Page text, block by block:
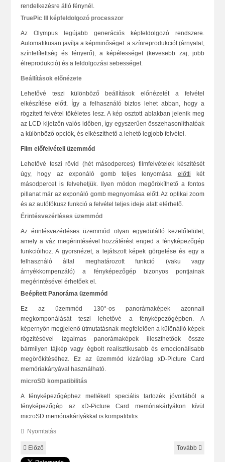
rendelkezésre álló fénynél.
TruePic III képfeldolgozó processzor
Az Olympus legújabb generációs képfeldolgozó rendszere.
Automatikusan javítja a képminőséget: a színreprodukciót (árnyalat,
színtelítettség és fényerő), a képélességet (kevesebb zaj, jobb
élreprodukció) és a feldolgozási sebességet.
Beállítások előnézete
Lehetővé teszi különböző beállítások előnézetét a felvétel
elkészítése előtt. Így a felhasználó biztos lehet abban, hogy a
rögzített felvétel tökéletes lesz. A kép osztott ablakban jelenik meg
az LCD kijelzőn valós időben, így egyszerűen összehasonlíthatóak
a különböző opciók, és elkészíthető a lehető legjobb felvétel.
Film előfelvételi üzemmód
Lehetővé teszi rövid (hét másodperces) filmfelvételek készítését
úgy, hogy az exponáló gomb teljes lenyomása előtti két
másodpercet is felvehetjük.
Ilyen módon megörökíthető a fontos
pillanat már az exponáló gomb megnyomása előtt. Az optikai zoom
és az autófókusz funkció a felvétel teljes ideje alatt elérhető.
Érintésvezérléses üzemmód
Az érintésvezérléses üzemmód olyan egyedülálló kezelőfelület,
amely a váz megérintésével hozzáférést enged a fényképezőgép
funkcióihoz. A gyorsnézet, a lejátszott képek görgetése és egy a
felhasználó által meghatározott funkció (vaku vagy
árnyékkompenzáló) a fényképezőgép bizonyos pontjainak
megérintésével érhetőek el.
Beépített Panoráma üzemmód
Ez az üzemmód 130°-os panorámaképek azonnali
megkomponálását teszi lehetővé a fényképezőgépben. A
képernyőn megjelenő útmutatásnak megfelelően a különálló képek
rögzítésével izgalmas panorámaképek illeszthetőek össze
bármilyen tájkép vagy égbolt realisztikusabb és emocionálisabb
megörökítéséhez. Ez az üzemmód kizárólag xD-Picture Card
memóriakártyával használható.
microSD kompatibilitás
A fényképezőgéphez mellékelt speciális tartozék jóvoltából a
fényképezőgép az xD-Picture Card memóriakártyákon kívül
microSD memóriakártyákkal is kompatibilis.
Nyomtatás
Előző Tovább